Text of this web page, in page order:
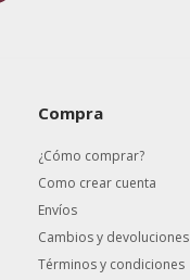
Compra
¿Cómo comprar?
Como crear cuenta
Envíos
Cambios y devoluciones
Términos y condiciones